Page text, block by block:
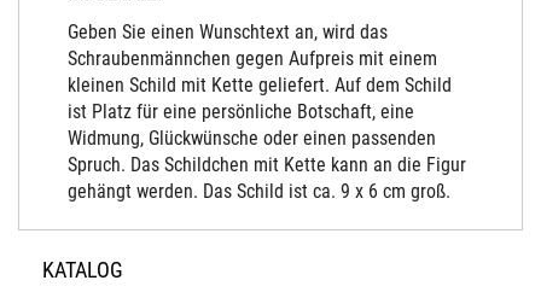
Geben Sie einen Wunschtext an, wird das
Schraubenmännchen gegen Aufpreis mit einem
kleinen Schild mit Kette geliefert. Auf dem Schild
ist Platz für eine persönliche Botschaft, eine
Widmung, Glückwünsche oder einen passenden
Spruch. Das Schildchen mit Kette kann an die Figur
gehängt werden. Das Schild ist ca. 9 x 6 cm groß.
KATALOG